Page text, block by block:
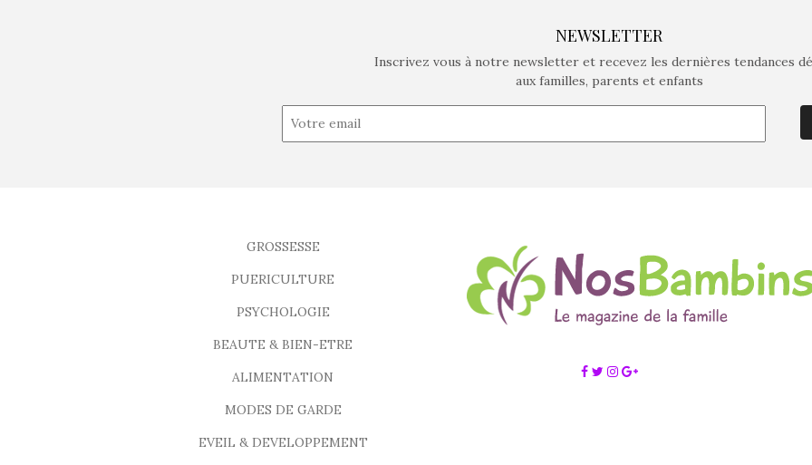
NEWSLETTER
Inscrivez vous à notre newsletter et recevez les dernières tendances
aux familles, parents et enfants
GROSSESSE
PUERICULTURE
PSYCHOLOGIE
BEAUTE & BIEN-ETRE
ALIMENTATION
MODES DE GARDE
EVEIL & DEVELOPPEMENT